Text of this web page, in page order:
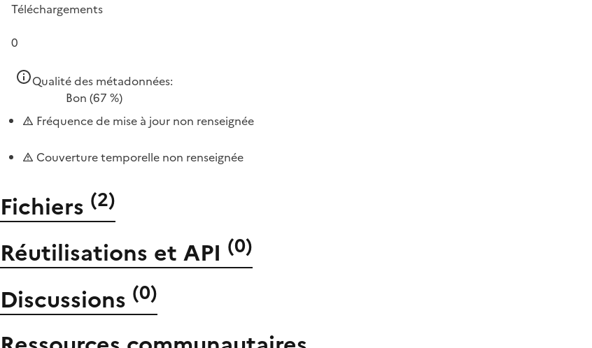
Téléchargements
0
Qualité des métadonnées:
Bon (67 %)
Fréquence de mise à jour non renseignée
Couverture temporelle non renseignée
Fichiers (2)
Réutilisations et API (0)
Discussions (0)